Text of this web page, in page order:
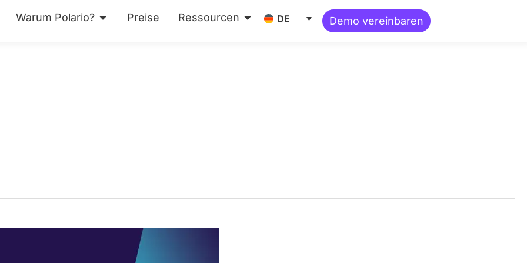
Warum Polario? Öffne Warum Polario?
Preise Ressourcen Öffne Ressourcen
DE Demo vereinbaren